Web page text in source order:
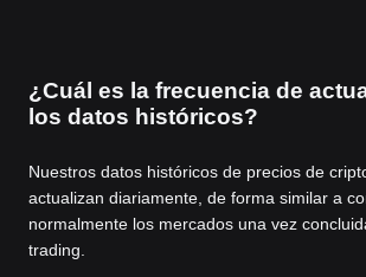
¿Cuál es la frecuencia de
los datos históricos?
Nuestros datos históricos de precios de
actualizan diariamente, de forma similar a
normalmente los mercados una vez
trading.